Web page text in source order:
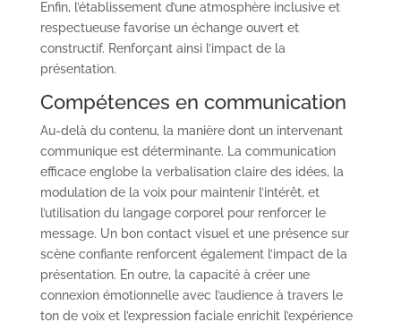
Enfin, l’établissement d’une atmosphère inclusive et
respectueuse favorise un échange ouvert et
constructif. Renforçant ainsi l’impact de la
présentation.
Compétences en communication
Au-delà du contenu, la manière dont un intervenant
communique est déterminante. La communication
efficace englobe la verbalisation claire des idées, la
modulation de la voix pour maintenir l’intérêt, et
l’utilisation du langage corporel pour renforcer le
message. Un bon contact visuel et une présence sur
scène confiante renforcent également l’impact de la
présentation. En outre, la capacité à créer une
connexion émotionnelle avec l’audience à travers le
ton de voix et l’expression faciale enrichit l’expérience